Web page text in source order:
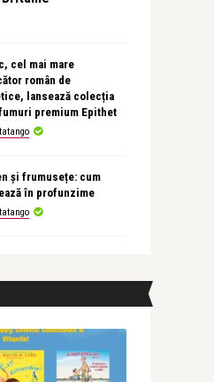
cel mai mare
român de
lansează colecția
premium Epithet
și frumusețe: cum
în profunzime